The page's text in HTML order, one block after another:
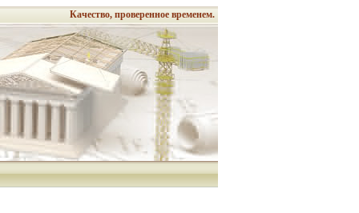
Качество, проверенное временем.